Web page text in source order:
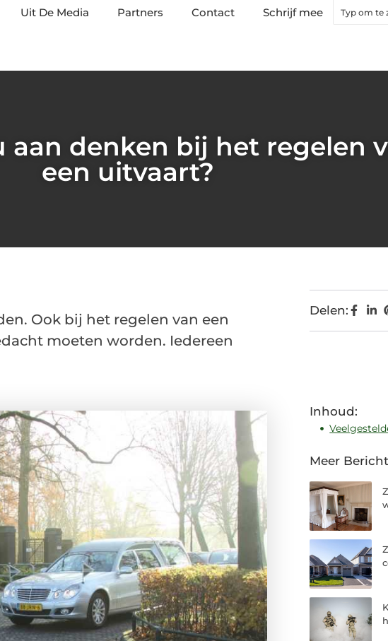
Uit De Media Partners Contact Schrijf mee
aan denken bij het regelen
een uitvaart?
Ook bij het regelen van een
moeten worden. Iedereen
Delen:
Inhoud:
Meer